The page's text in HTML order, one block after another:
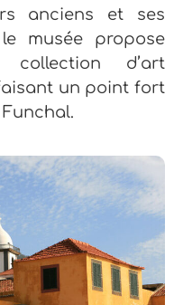
anciens et ses
musée propose
collection d’art
un point fort